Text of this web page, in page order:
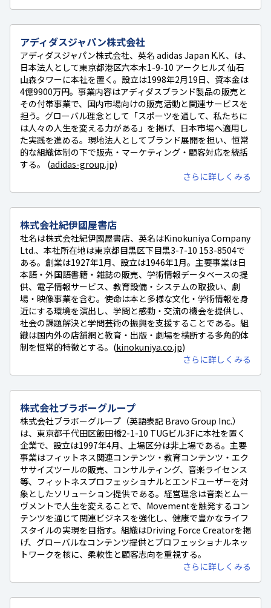
アディダスジャパン株式会社
アディダスジャパン株式会社、英名 adidas Japan K.K.、は、
日本法人として東京都港区六本木1-9-10 アークヒルズ 仙石
山森タワーに本社を置く。設立は1998年2月19日、資本金は
4億9900万円。事業内容はアディダスブランド製品の販売と
その付帯事業で、国内市場向けの販売活動と関連サービスを
担う。グローバル理念として「スポーツを通して、私たちに
は人々の人生を変える力がある」を掲げ、日本市場へ適用し
た実践を進める。現地法人としてブランド展開を担い、恒常
的な組織体制の下で販売・マーケティング・顧客対応を統括
する。 (adidas-group.jp)
さらに詳しくみる
株式会社紀伊國屋書店
社名は株式会社紀伊國屋書店、英名はKinokuniya Company
Ltd.、本社所在地は東京都目黒区下目黒3-7-10 153-8504で
ある。創業は1927年1月、設立は1946年1月。主要事業は日
本語・外国語書籍・雑誌の販売、学術情報データベースの提
供、電子情報サービス、教育設備・システムの取扱い、劇
場・映像事業を含む。使命は本と多様な文化・学術情報を身
近にする環境を演出し、学問と感動・交流の機会を提供し、
社会の課題解決と学問芸術の振興を支援することである。組
織は国内外の店舗網と教育・出版・劇場を横断する多角的体
制を恒常的特徴とする。(kinokuniya.co.jp)
さらに詳しくみる
株式会社ブラボーグループ
株式会社ブラボーグループ（英語表記 Bravo Group Inc.）
は、東京都千代田区飯田橋2-1-10 TUGビル3Fに本社を置く
企業で、設立は1997年4月、上場区分は非上場である。主要
事業はフィットネス関連コンテンツ・教育コンテンツ・エク
ササイズツールの販売、コンサルティング、音楽ライセンス
等、フィットネスプロフェッショナルとエンドユーザーを対
象としたソリューション提供である。経営理念は音楽とムー
ヴメントで人生を変えることで、Movementを触発するコン
テンツを通じて関連ビジネスを強化し、健康で豊かなライフ
スタイルの実現を目指す。組織はDriving Force Creatorを掲
げ、グローバルなコンテンツ提供とプロフェッショナルネッ
トワークを核に、柔軟性と顧客志向を重視する。
さらに詳しくみる